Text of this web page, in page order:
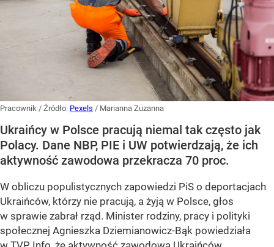
Pracownik / Źródło: Pexels / Marianna Zuzanna
Ukraińcy w Polsce pracują niemal tak często jak
Polacy. Dane NBP, PIE i UW potwierdzają, że ich
aktywność zawodowa przekracza 70 proc.
W obliczu populistycznych zapowiedzi PiS o deportacjach
Ukraińców, którzy nie pracują, a żyją w Polsce, głos
w sprawie zabrał rząd. Minister rodziny, pracy i polityki
społecznej Agnieszka Dziemianowicz-Bąk powiedziała